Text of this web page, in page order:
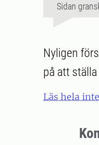
Sidan
Nyligen
på att
Läs hela